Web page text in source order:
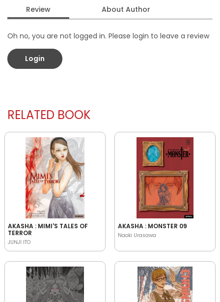
Review About Author
Oh no, you are not logged in. Please login to leave a review
Login
RELATED BOOK
AKASHA : MIMI'S TALES OF
TERROR
JUNJI ITO
AKASHA : MONSTER 09
Naoki Urasawa